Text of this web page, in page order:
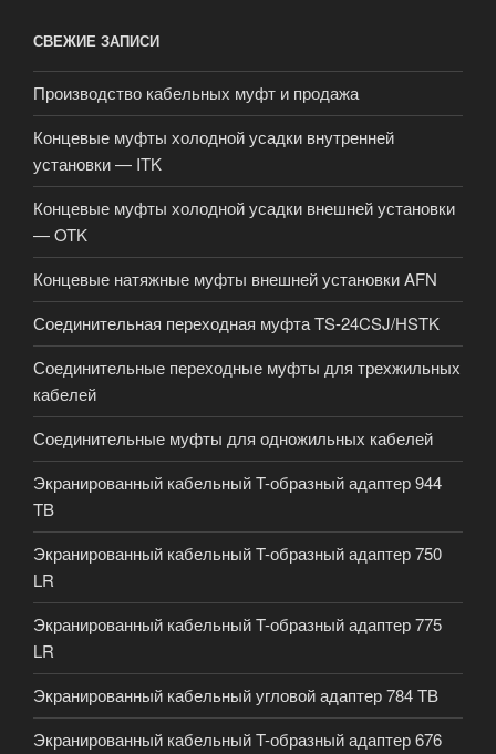
СВЕЖИЕ ЗАПИСИ
Производство кабельных муфт и продажа
Концевые муфты холодной усадки внутренней
установки — ITK
Концевые муфты холодной усадки внешней установки
— OTK
Концевые натяжные муфты внешней установки AFN
Соединительная переходная муфта TS-24CSJ/HSTK
Соединительные переходные муфты для трехжильных
кабелей
Соединительные муфты для одножильных кабелей
Экранированный кабельный T-образный адаптер 944
TB
Экранированный кабельный T-образный адаптер 750
LR
Экранированный кабельный T-образный адаптер 775
LR
Экранированный кабельный угловой адаптер 784 TB
Экранированный кабельный T-образный адаптер 676